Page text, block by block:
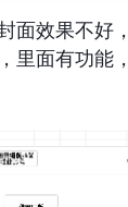
面效果不好
里面有功能